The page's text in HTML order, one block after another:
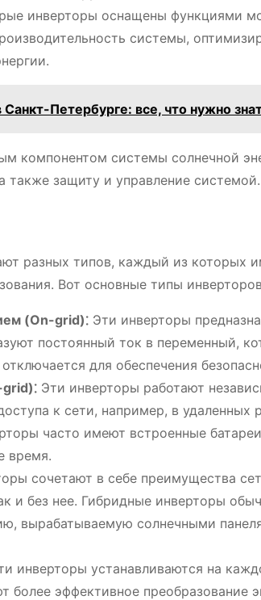
инверторы оснащены функциями
системы,
Петербурге: все, что нужно
компонентом системы солнечной
также защиту и управление системой.
разных типов, каждый из которых
Вот основные типы
(On-grid)⁚ Эти инверторы
постоянный ток в переменный,
для обеспечения
Эти инверторы работают
к сети, например, в удаленных
часто имеют встроенные
время.
сочетают в себе преимущества
и без нее. Гибридные инверторы
вырабатываемую солнечными
инверторы устанавливаются на
более эффективное преобразование